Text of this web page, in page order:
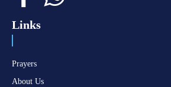
Links
Prayers
About Us